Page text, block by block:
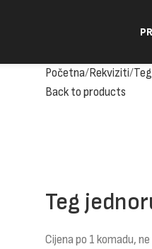
Početna Rekviziti
Back to products
Teg
Cijena po 1 komadu,